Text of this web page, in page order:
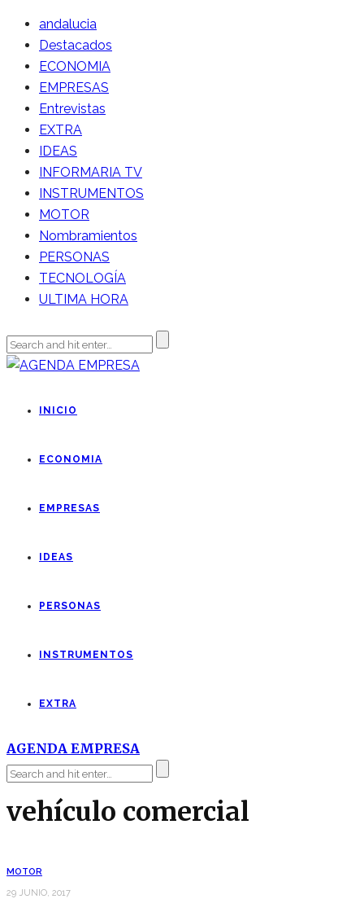
andalucia
Destacados
ECONOMIA
EMPRESAS
Entrevistas
EXTRA
IDEAS
INFORMARIA TV
INSTRUMENTOS
MOTOR
Nombramientos
PERSONAS
TECNOLOGÍA
ULTIMA HORA
INICIO
ECONOMIA
EMPRESAS
IDEAS
PERSONAS
INSTRUMENTOS
EXTRA
AGENDA EMPRESA
vehículo comercial
MOTOR
29 JUNIO, 2017